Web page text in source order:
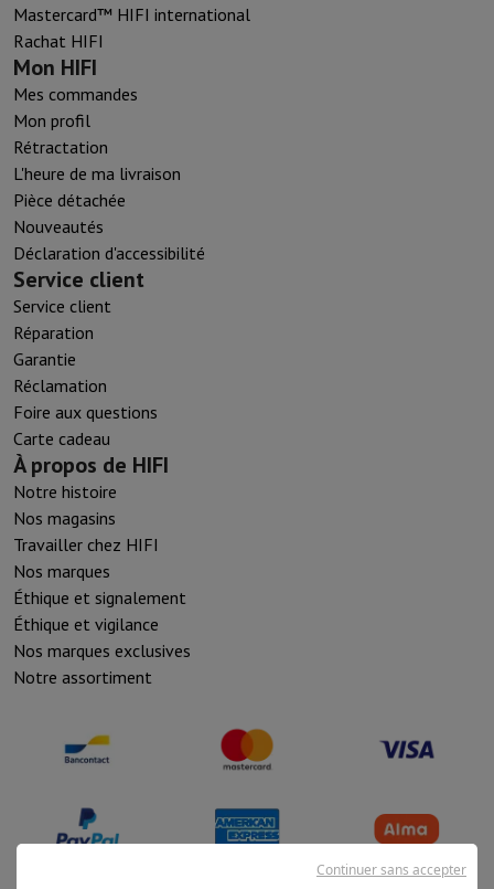
Mastercard™ HIFI international
Rachat HIFI
Mon HIFI
Mes commandes
Mon profil
Rétractation
L'heure de ma livraison
Pièce détachée
Nouveautés
Déclaration d'accessibilité
Service client
Service client
Réparation
Garantie
Réclamation
Foire aux questions
Carte cadeau
À propos de HIFI
Notre histoire
Nos magasins
Travailler chez HIFI
Nos marques
Éthique et signalement
Éthique et vigilance
Nos marques exclusives
Notre assortiment
Continuer sans accepter